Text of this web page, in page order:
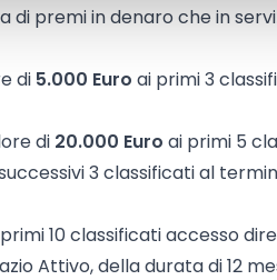
premi in denaro che in
di 5.000 Euro ai primi 3
di 20.000 Euro ai primi 5
3 classificati al
10 classificati accesso
Attivo, della durata di 12